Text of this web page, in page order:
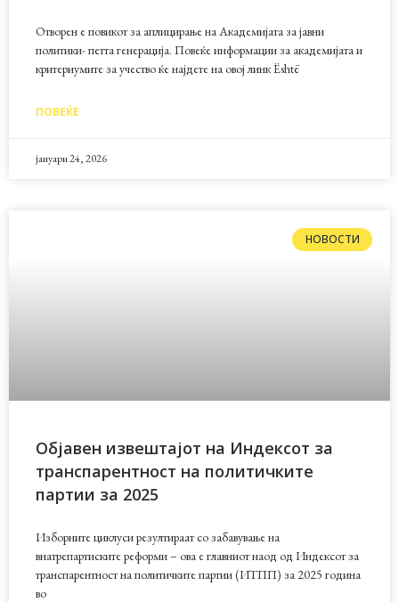
Отворен е повикот за аплицирање на Академијата за јавни
политики- петта генерација. Повеќе информации за академијата и
критериумите за учество ќе најдете на овој линк Është
ПОВЕЌЕ
јануари 24, 2026
НОВОСТИ
Објавен извештајот на Индексот за
транспарентност на политичките
партии за 2025
Изборните циклуси резултираат со забавување на
внатрепартиските реформи – ова е главниот наод од Индексот за
транспарентност на политичките партии (ИТПП) за 2025 година
во